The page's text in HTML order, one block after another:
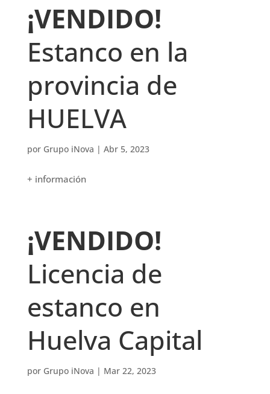
¡VENDIDO!
Estanco en la
provincia de
HUELVA
por Grupo iNova | Abr 5, 2023
+ información
¡VENDIDO!
Licencia de
estanco en
Huelva Capital
por Grupo iNova | Mar 22, 2023